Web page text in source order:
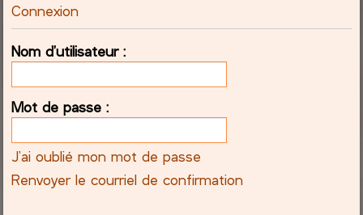
c
Connexion
Nom d’utilisateur :
Mot de passe :
J’ai oublié mon mot de passe
Renvoyer le courriel de confirmation